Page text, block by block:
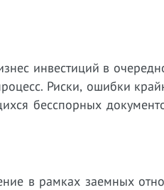
инвестиций в
Риски, ошибки
бесспорных
в рамках заемных